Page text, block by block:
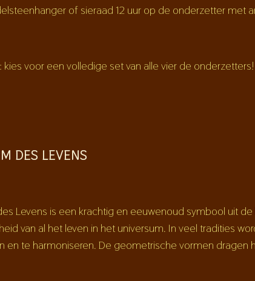
of sieraad 12 uur op de onderzetter met
kies voor een volledige set van alle vier de onderzetters!
DES LEVENS
Levens is een krachtig en eeuwenoud symbool uit
van al het leven in het universum. In veel tradities
en te harmoniseren. De geometrische vormen